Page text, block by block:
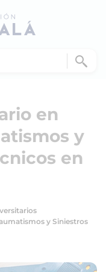
en
y
en
y Siniestros